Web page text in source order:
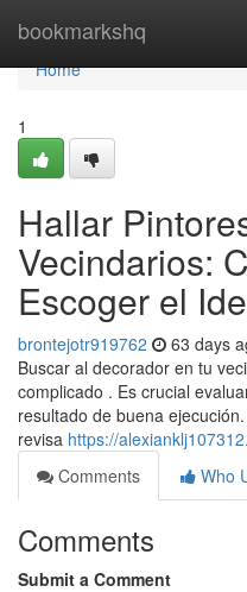
bookmarkshq
Home
Home
1
Hallar
Vecindarios:
Escoger el
brontejotr919762 63 days
Buscar al decorador en tu
complicado . Es crucial
resultado de buena
revisa https://
Comments
Who
Comments
Submit a Comment